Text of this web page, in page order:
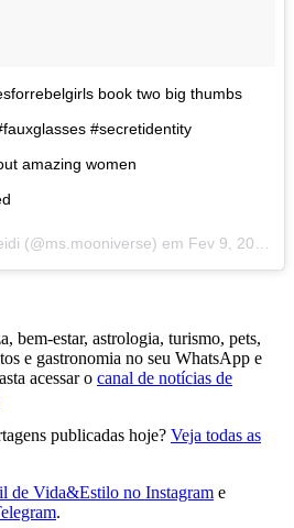
book two big thumbs
#secretidentity
amazing women
(@ms.mooniverse) em Fev 9, 2017 às 5:53 PST
bem-estar, astrologia, turismo, pets,
e gastronomia no seu WhatsApp e
acessar o canal de notícias de
publicadas hoje? Veja todas as
de Vida&Estilo no Instagram e
.